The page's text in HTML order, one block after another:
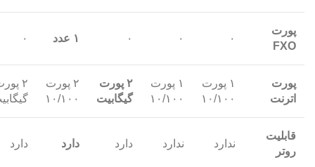
پورت
FXO
۰ ۰ ۰ ۱ عدد ۰
پورت
اترنت
۱ پورت
۱۰/۱۰۰
۱ پورت
۱۰/۱۰۰
۲ پورت
گیگابیت
۲ پورت
۱۰/۱۰۰
۲
قابلیت
روتر
ندارد ندارد دارد دارد دارد